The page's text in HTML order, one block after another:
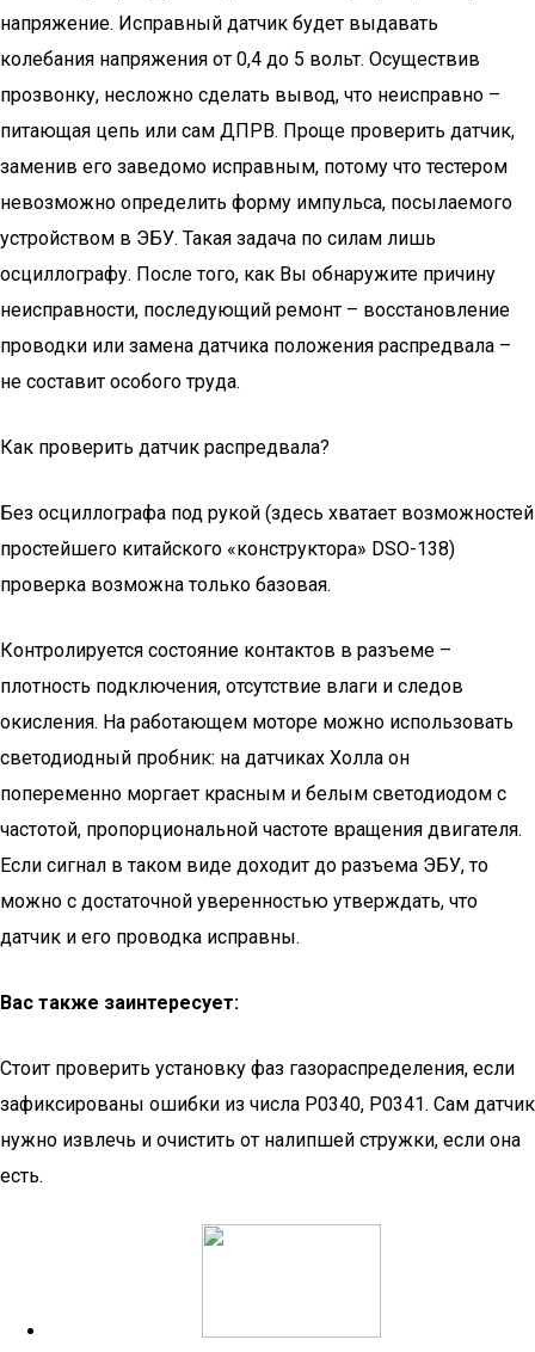
напряжение. Исправный датчик будет выдавать
колебания напряжения от 0,4 до 5 вольт. Осуществив
прозвонку, несложно сделать вывод, что неисправно –
питающая цепь или сам ДПРВ. Проще проверить датчик,
заменив его заведомо исправным, потому что тестером
невозможно определить форму импульса, посылаемого
устройством в ЭБУ. Такая задача по силам лишь
осциллографу. После того, как Вы обнаружите причину
неисправности, последующий ремонт – восстановление
проводки или замена датчика положения распредвала –
не составит особого труда.
Как проверить датчик распредвала?
Без осциллографа под рукой (здесь хватает возможностей
простейшего китайского «конструктора» DSO-138)
проверка возможна только базовая.
Контролируется состояние контактов в разъеме –
плотность подключения, отсутствие влаги и следов
окисления. На работающем моторе можно использовать
светодиодный пробник: на датчиках Холла он
попеременно моргает красным и белым светодиодом с
частотой, пропорциональной частоте вращения двигателя.
Если сигнал в таком виде доходит до разъема ЭБУ, то
можно с достаточной уверенностью утверждать, что
датчик и его проводка исправны.
Вас также заинтересует:
Стоит проверить установку фаз газораспределения, если
зафиксированы ошибки из числа P0340, P0341. Сам датчик
нужно извлечь и очистить от налипшей стружки, если она
есть.